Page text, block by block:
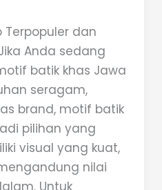
Terpopuler dan
Anda sedang
batik khas Jawa
seragam,
brand, motif batik
pilihan yang
visual yang kuat,
nilai